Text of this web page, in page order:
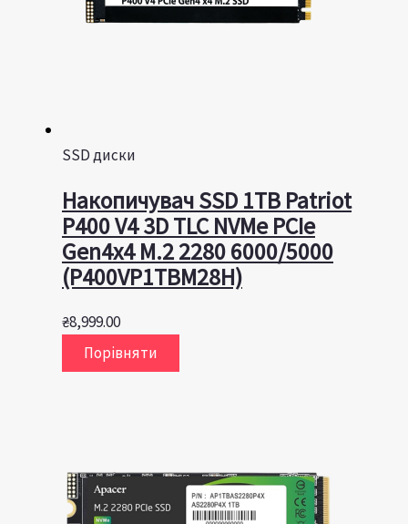
SSD диски
Накопичувач SSD 1TB Patriot
P400 V4 3D TLC NVMe PCIe
Gen4x4 M.2 2280 6000/5000
(P400VP1TBM28H)
₴8,999.00
Порівняти